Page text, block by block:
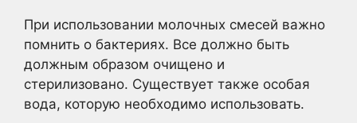
При использовании молочных смесей важно
помнить о бактериях. Все должно быть
должным образом очищено и
стерилизовано. Существует также особая
вода, которую необходимо использовать.